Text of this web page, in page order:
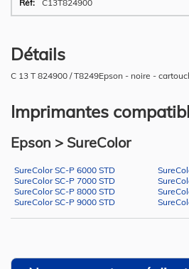
C13T824900
Détails
C 13 T 824900 / T8249Epson - noire -
Imprimantes
Epson > SureColor
SureColor SC-P 6000 STD
SureColor SC-P 7000 STD
SureColor SC-P 8000 STD
SureColor SC-P 9000 STD